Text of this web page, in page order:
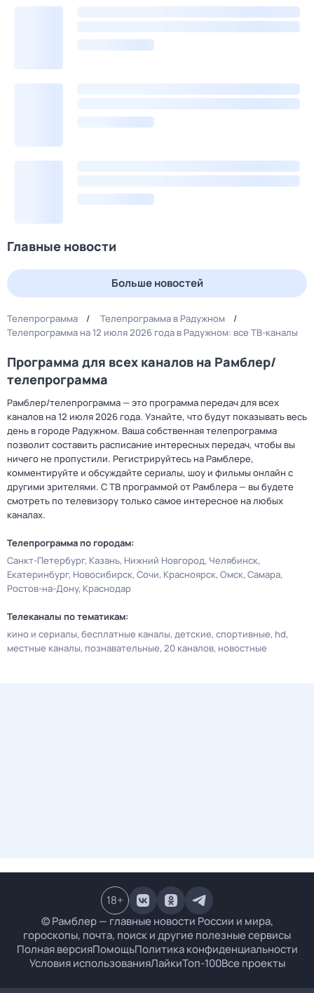
Главные новости
Больше новостей
Телепрограмма
Телепрограмма в Радужном
Телепрограмма на 12 июля 2026 года в Радужном: все ТВ-каналы
Программа для всех каналов на Рамблер/
телепрограмма
Рамблер/телепрограмма — это программа передач для всех
каналов на 12 июля 2026 года. Узнайте, что будут показывать весь
день в городе Радужном. Ваша собственная телепрограмма
позволит составить расписание интересных передач, чтобы вы
ничего не пропустили. Регистрируйтесь на Рамблере,
комментируйте и обсуждайте сериалы, шоу и фильмы онлайн с
другими зрителями. С ТВ программой от Рамблера — вы будете
смотреть по телевизору только самое интересное на любых
каналах.
Телепрограмма по городам:
Санкт-Петербург Казань Нижний Новгород Челябинск
Екатеринбург Новосибирск Сочи Красноярск Омск Самара
Ростов-на-Дону Краснодар
Телеканалы по тематикам:
кино и сериалы бесплатные каналы детские спортивные hd
местные каналы познавательные 20 каналов новостные
© Рамблер — главные новости России и мира,
гороскопы, почта, поиск и другие полезные сервисы
Полная версияПомощьПолитика конфиденциальности
Условия использованияЛайкиТоп-100Все проекты
18+